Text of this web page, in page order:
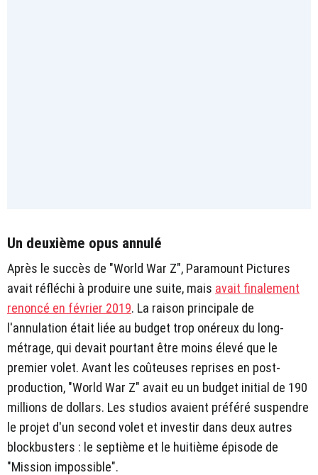
Un deuxième opus annulé
Après le succès de "World War Z", Paramount Pictures
avait réfléchi à produire une suite, mais avait finalement
renoncé en février 2019. La raison principale de
l'annulation était liée au budget trop onéreux du long-
métrage, qui devait pourtant être moins élevé que le
premier volet. Avant les coûteuses reprises en post-
production, "World War Z" avait eu un budget initial de 190
millions de dollars. Les studios avaient préféré suspendre
le projet d'un second volet et investir dans deux autres
blockbusters : le septième et le huitième épisode de
"Mission impossible".